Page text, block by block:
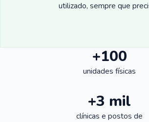
utilizado, sempre que
+100
unidades físicas
+3 mil
clínicas e postos de